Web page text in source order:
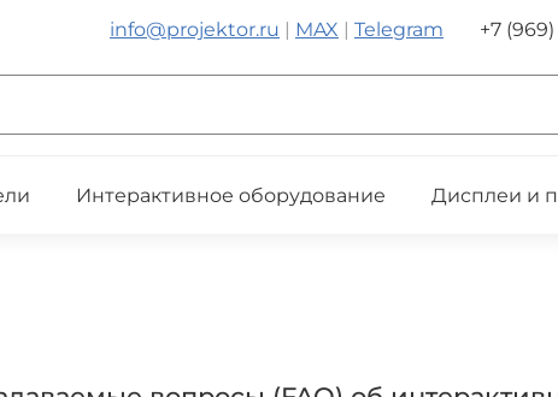
info@projektor.ru MAX Telegram +7
Интерактивное оборудование Дисплеи и